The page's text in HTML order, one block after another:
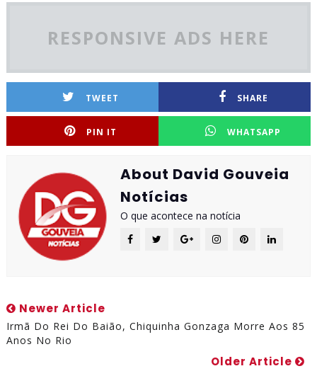
RESPONSIVE ADS HERE
TWEET SHARE
PIN IT WHATSAPP
About David Gouveia
Notícias
O que acontece na notícia
Newer Article
Irmã Do Rei Do Baião, Chiquinha Gonzaga Morre Aos 85
Anos No Rio
Older Article